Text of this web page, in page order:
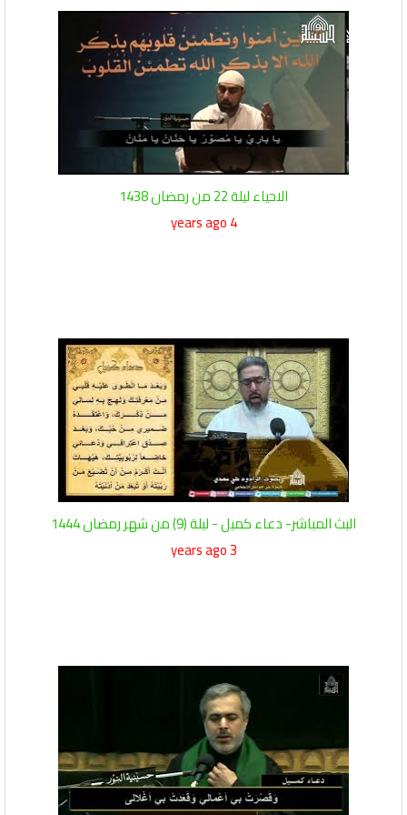
الاحياء ليلة 22 من رمضان 1438
4 years ago
البث المباشر- دعاء كميل - ليلة (9) من شهر رمضان 1444
3 years ago